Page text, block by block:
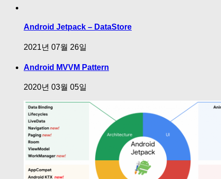
Android Jetpack – DataStore
2021년 07월 26일
Android MVVM Pattern
2020년 03월 05일